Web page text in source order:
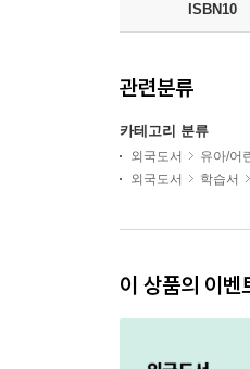
ISBN10
관련분류
카테고리 분류
외국도서 유아/어
외국도서
학습서
이 상품의 이벤